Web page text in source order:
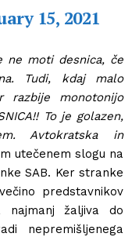
15, 2021
ne moti desnica, če
Tudi, kdaj malo
razbije monotonijo
To je golazen,
Avtokratska in
utečenem slogu na
SAB. Ker stranke
predstavnikov
žaljiva do
nepremišljenega